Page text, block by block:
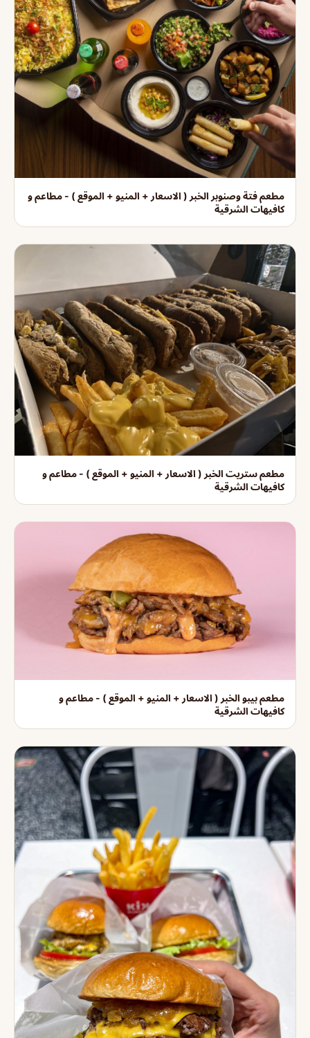
مطعم فتة وصنوبر الخبر ( الاسعار + المنيو + الموقع ) - مطاعم و
كافيهات الشرقية
مطعم ستريت الخبر ( الاسعار + المنيو + الموقع ) - مطاعم و
كافيهات الشرقية
مطعم بيبو الخبر ( الاسعار + المنيو + الموقع ) - مطاعم و
كافيهات الشرقية